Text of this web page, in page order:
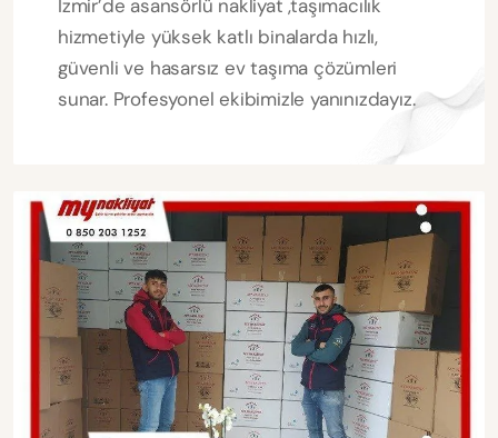
İzmir’de asansörlü nakliyat ,taşımacılık
hizmetiyle yüksek katlı binalarda hızlı,
güvenli ve hasarsız ev taşıma çözümleri
sunar. Profesyonel ekibimizle yanınızdayız.